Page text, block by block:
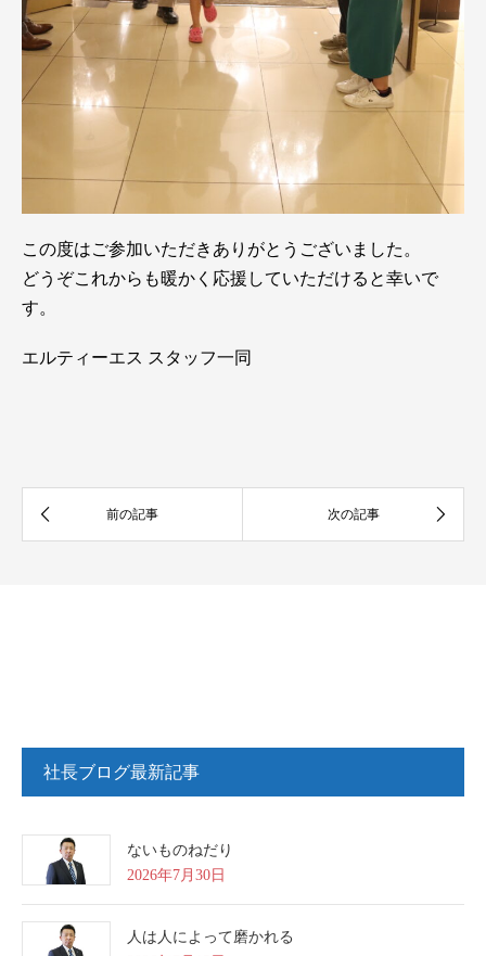
この度はご参加いただきありがとうございました。
どうぞこれからも暖かく応援していただけると幸いで
す。
エルティーエス スタッフ一同
社長ブログ最新記事
ないものねだり
2026年7月30日
人は人によって磨かれる